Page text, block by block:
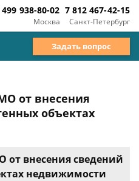
Москва
499 938-80-02
Санкт-Петербург
7 812 467-42-15
Задать вопрос
от внесения
объектах
от внесения сведений
недвижимости